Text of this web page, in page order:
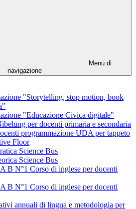
Menu di
navigazione
"Storytelling, stop motion, book
"Educazione Civica digitale"
per docenti primaria e secondaria
programmazione UDA per tappeto
Floor
Science Bus
Science Bus
B N°1 Corso di inglese per docenti
B N°1 Corso di inglese per docenti
annuali di lingua e metodologia per